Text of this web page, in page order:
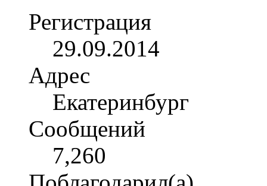
Регистрация
29.09.2014
Адрес
Екатеринбург
Сообщений
7,260